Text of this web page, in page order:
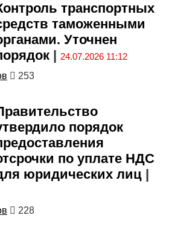
транспортных
таможенными
Уточнен
|
24.07.2026 11:12
253
порядок
по уплате НДС
юридических лиц|
228